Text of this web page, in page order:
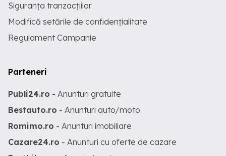
Siguranța tranzacțiilor
Modifică setările de confidențialitate
Regulament Campanie
Parteneri
Publi24.ro - Anunturi gratuite
Bestauto.ro - Anunturi auto/moto
Romimo.ro - Anunturi imobiliare
Cazare24.ro - Anunturi cu oferte de cazare